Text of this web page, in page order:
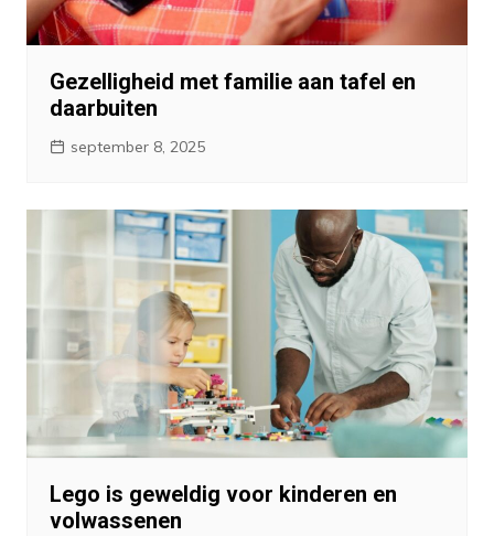
Gezelligheid met familie aan tafel en
daarbuiten
september 8, 2025
Lego is geweldig voor kinderen en
volwassenen